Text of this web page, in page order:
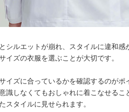
シルエットが崩れ、スタイルに違和
イズの衣服を選ぶことが大切です。
イズに合っているかを確認するのが
識しなくてもおしゃれに着こなせるこ
スタイルに見せられます。